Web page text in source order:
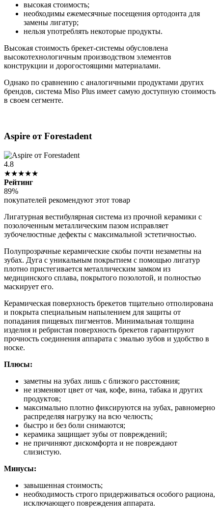
высокая стоимость;
необходимы ежемесячные посещения ортодонта для
замены лигатур;
нельзя употреблять некоторые продукты.
Высокая стоимость брекет-системы обусловлена
высокотехнологичным производством элементов
конструкции и дорогостоящими материалами.
Однако по сравнению с аналогичными продуктами других
брендов, система Miso Plus имеет самую доступную стоимость
в своем сегменте.
Aspire от Forestadent
4.8
★★★★★
Рейтинг
89%
покупателей рекомендуют этот товар
Лигатурная вестибулярная система из прочной керамики с
позолоченным металлическим пазом исправляет
зубочелюстные дефекты с максимальной эстетичностью.
Полупрозрачные керамические скобы почти незаметны на
зубах. Дуга с уникальным покрытием с помощью лигатур
плотно пристегивается металлическим замком из
медицинского сплава, покрытого позолотой, и полностью
маскирует его.
Керамическая поверхность брекетов тщательно отполирована
и покрыта специальным напылением для защиты от
попадания пищевых пигментов. Минимальная толщина
изделия и ребристая поверхность брекетов гарантируют
прочность соединения аппарата с эмалью зубов и удобство в
носке.
Плюсы:
заметны на зубах лишь с близкого расстояния;
не изменяют цвет от чая, кофе, вина, табака и других
продуктов;
максимально плотно фиксируются на зубах, равномерно
распределяя нагрузку на всю челюсть;
быстро и без боли снимаются;
керамика защищает зубы от повреждений;
не причиняют дискомфорта и не повреждают
слизистую.
Минусы:
завышенная стоимость;
необходимость строго придерживаться особого рациона,
исключающего повреждения аппарата.